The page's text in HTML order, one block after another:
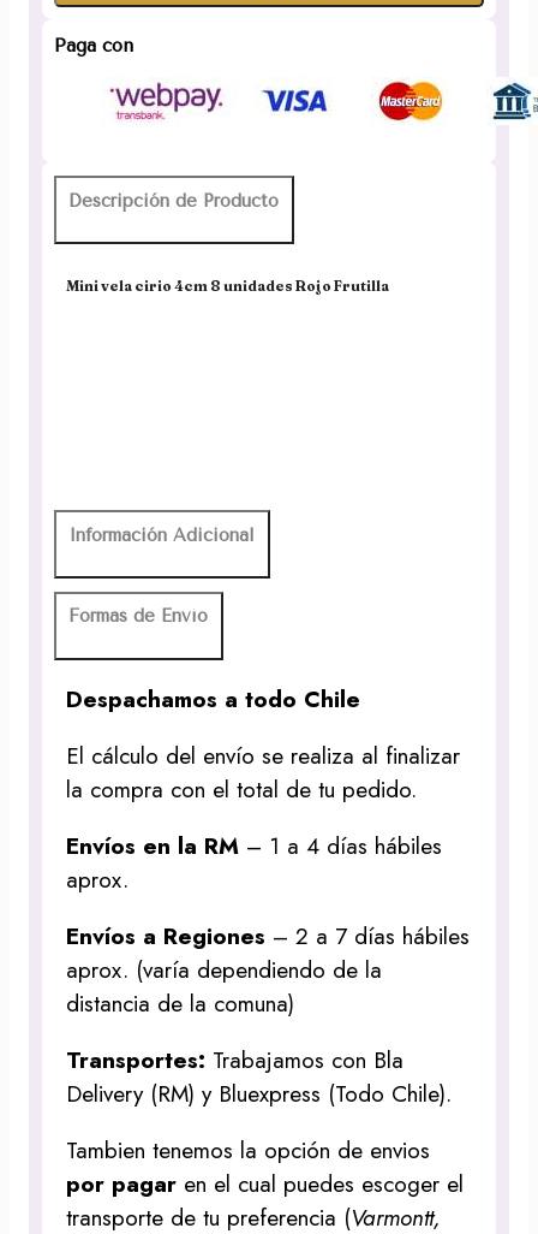
8
Frutilla
Paga con
Descripción de Producto
Mini vela cirio 4cm 8 unidades Rojo Frutilla
Información Adicional
Formas de Envío
Despachamos a todo Chile
El cálculo del envío se realiza al finalizar
la compra con el total de tu pedido.
Envíos en la RM – 1 a 4 días hábiles
aprox.
Envíos a Regiones – 2 a 7 días hábiles
aprox. (varía dependiendo de la
distancia de la comuna)
Transportes: Trabajamos con Bla
Delivery (RM) y Bluexpress (Todo Chile).
Tambien tenemos la opción de envios
por pagar en el cual puedes escoger el
transporte de tu preferencia (Varmontt,